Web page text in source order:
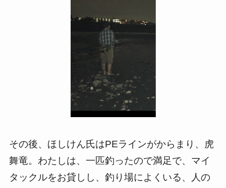
その後、ほしけん氏はPEラインがからまり、虎
舞竜。わたしは、一匹釣ったので満足で、マイ
タックルをお貸しし、釣り場によくいる、人の